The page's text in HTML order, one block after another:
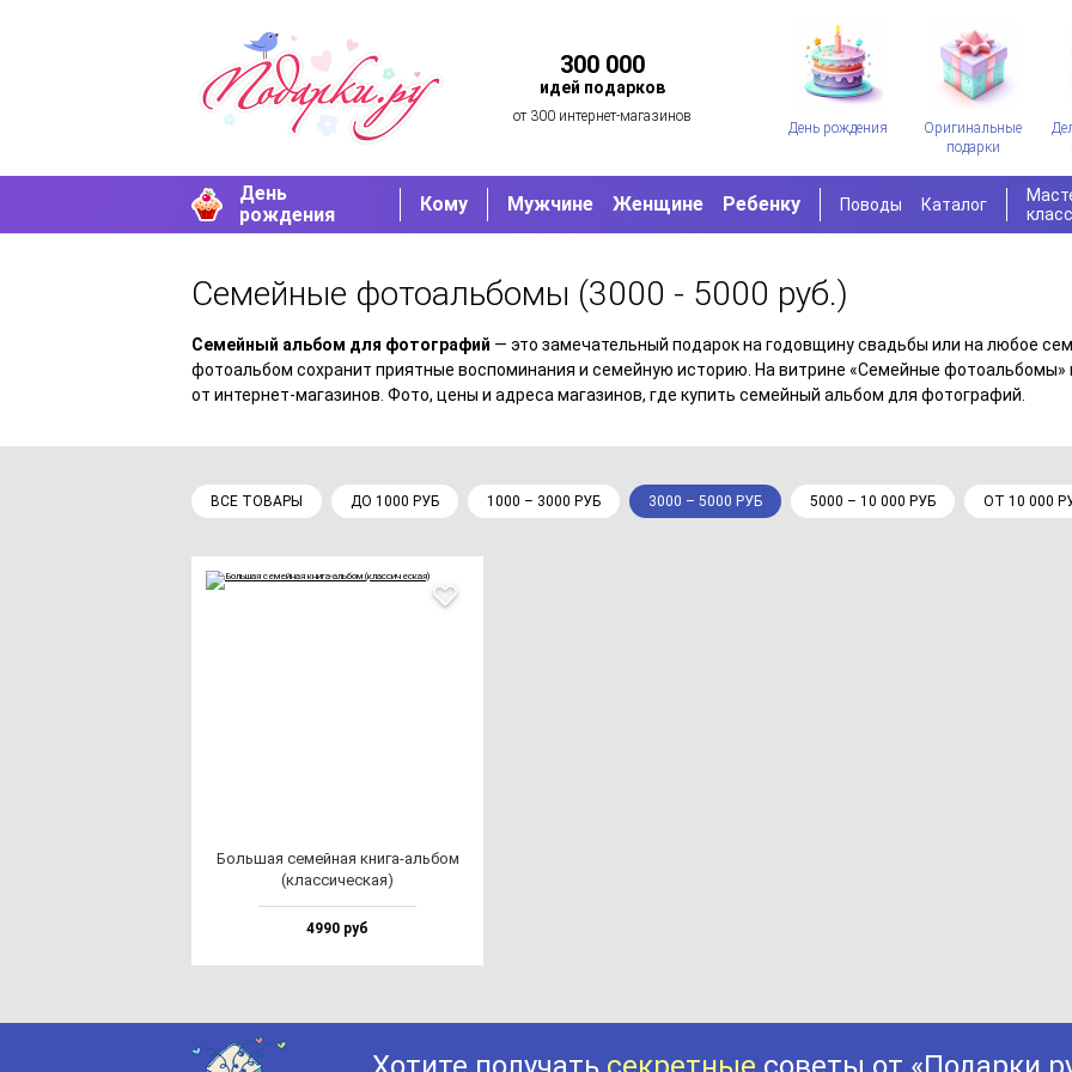
300 000
идей подарков
от 300 интернет-магазинов
День рождения
Оригинальные
подарки
День
рождения
Кому Мужчине Женщине Ребенку Поводы Каталог
Семейные фотоальбомы (3000 - 5000 руб.)
Семейный альбом для фотографий — это замечательный подарок на годовщину свадьбы или на любое
фотоальбом сохранит приятные воспоминания и семейную историю. На витрине «Семейные
от интернет-магазинов. Фото, цены и адреса магазинов, где купить семейный альбом для фотографий.
ВСЕ ТОВАРЫ ДО 1000 РУБ 1000 – 3000 РУБ 3000 – 5000 РУБ 5000 – 10 000 РУБ ОТ 10 000
Боль­шая се­мей­ная кни­га-аль­бом
(клас­си­чес­кая)
4990 руб